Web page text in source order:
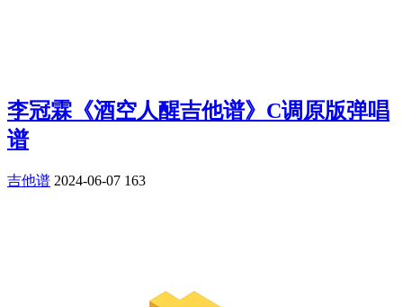
李冠霖《酒空人醒吉他谱》C调原版弹唱
谱
吉他谱 2024-06-07 163